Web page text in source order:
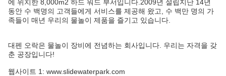
에 위치한 8,000m2 하드 워드 부서입니다.2009년 설립지난 14년
동안 수 백명의 고객들에게 서비스를 제공해 왔고, 수 백만 명의 가
족들이 매년 우리의 물놀이 제품을 즐기고 있습니다.
대펜 오락은 물놀이 장비에 전념하는 회사입니다. 우리는 자격을 갖
춘 공장입니다!
웹사이트 1: www.slidewaterpark.com